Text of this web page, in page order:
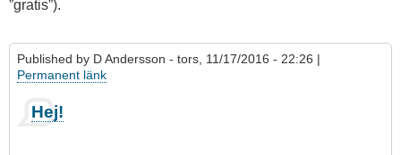
”gratis”).
Published by D Andersson - tors, 11/17/2016 - 22:26 |
Permanent länk
Hej!